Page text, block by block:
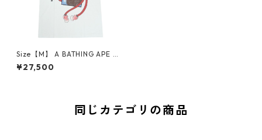
Size【M】 A BATHING APE ア
ベイシング エイプ 26SS JAPA
NESE TRADITIONAL CHARM
¥27,500
同じカテゴリの商品